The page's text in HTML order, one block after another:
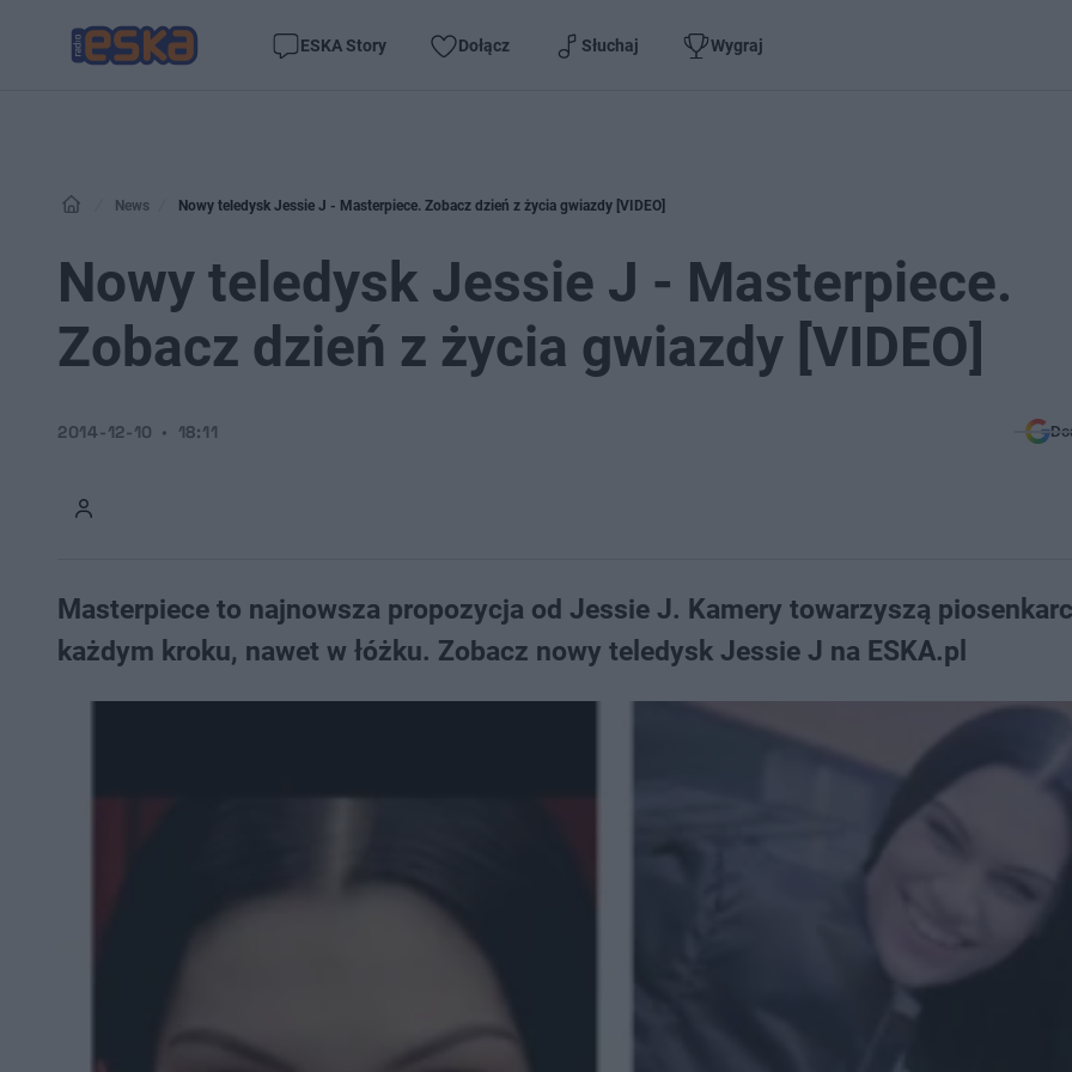
ESKA Story Dołącz Słuchaj Wygraj
News Nowy teledysk Jessie J - Masterpiece. Zobacz dzień z życia gwiazdy [VIDEO]
Nowy teledysk Jessie J - Masterpiece.
Zobacz dzień z życia gwiazdy [VIDEO]
2014-12-10 18:11
Masterpiece to najnowsza propozycja od Jessie J. Kamery towarzyszą
każdym kroku, nawet w łóżku. Zobacz nowy teledysk Jessie J na ESKA.pl